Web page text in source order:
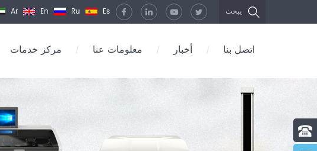
يبحث Ar En Ru Es
مركز خدمات / معلومات عنا / أخبار / اتصل بنا